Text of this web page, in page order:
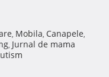
, Mobila, Canapele,
, Jurnal de mama